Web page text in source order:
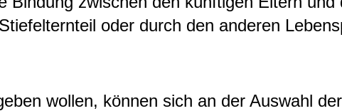
oder durch den anderen
wollen, können sich an der Auswahl